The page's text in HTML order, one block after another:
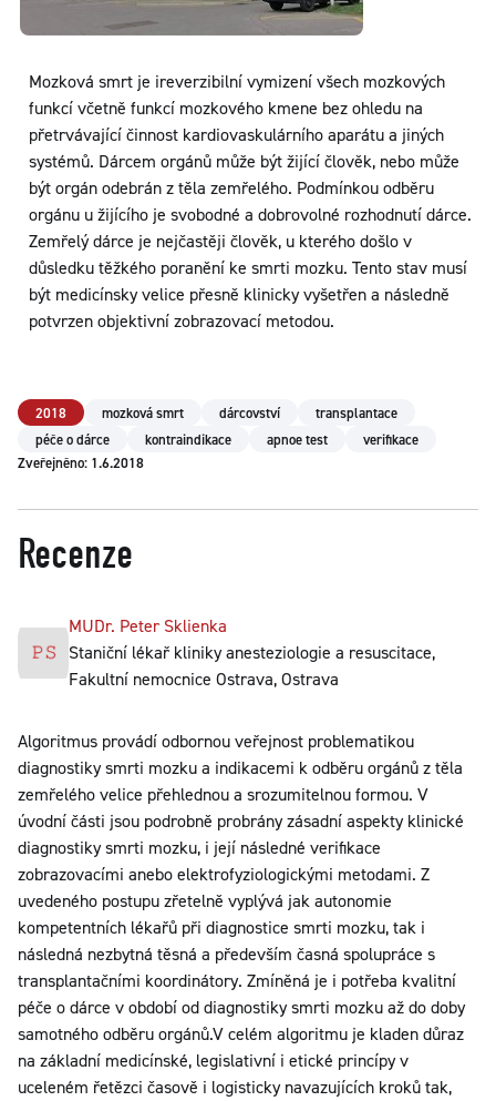
Mozková smrt je ireverzibilní vymizení všech mozkových
funkcí včetně funkcí mozkového kmene bez ohledu na
přetrvávající činnost kardiovaskulárního aparátu a jiných
systémů. Dárcem orgánů může být žijící člověk, nebo může
být orgán odebrán z těla zemřelého. Podmínkou odběru
orgánu u žijícího je svobodné a dobrovolné rozhodnutí dárce.
Zemřelý dárce je nejčastěji člověk, u kterého došlo v
důsledku těžkého poranění ke smrti mozku. Tento stav musí
být medicínsky velice přesně klinicky vyšetřen a následně
potvrzen objektivní zobrazovací metodou.
2018 mozková smrt dárcovství
transplantace
péče o dárce
kontraindikace apnoe test
verifikace
Zveřejněno: 1.6.2018
Recenze
MUDr. Peter Sklienka
Staniční lékař kliniky anesteziologie a resuscitace,
Fakultní nemocnice Ostrava, Ostrava
Algoritmus provádí odbornou veřejnost problematikou
diagnostiky smrti mozku a indikacemi k odběru orgánů z těla
zemřelého velice přehlednou a srozumitelnou formou. V
úvodní části jsou podrobně probrány zásadní aspekty klinické
diagnostiky smrti mozku, i její následné verifikace
zobrazovacími anebo elektrofyziologickými metodami. Z
uvedeného postupu zřetelně vyplývá jak autonomie
kompetentních lékařů při diagnostice smrti mozku, tak i
následná nezbytná těsná a především časná spolupráce s
transplantačními koordinátory. Zmíněná je i potřeba kvalitní
péče o dárce v období od diagnostiky smrti mozku až do doby
samotného odběru orgánů.V celém algoritmu je kladen důraz
na základní medicínské, legislativní i etické princípy v
uceleném řetězci časově i logisticky navazujících kroků tak,